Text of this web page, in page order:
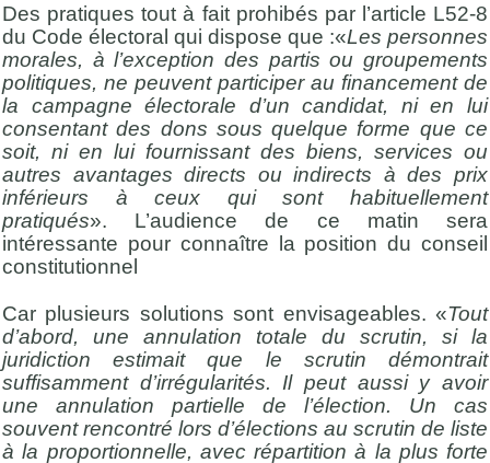
Des pratiques tout à fait prohibés par l’article L52-8
du Code électoral qui dispose que :«Les personnes
morales, à l’exception des partis ou groupements
politiques, ne peuvent participer au financement de
la campagne électorale d’un candidat, ni en lui
consentant des dons sous quelque forme que ce
soit, ni en lui fournissant des biens, services ou
autres avantages directs ou indirects à des prix
inférieurs à ceux qui sont habituellement
pratiqués». L’audience de ce matin sera
intéressante pour connaître la position du conseil
constitutionnel
Car plusieurs solutions sont envisageables. «Tout
d’abord, une annulation totale du scrutin, si la
juridiction estimait que le scrutin démontrait
suffisamment d’irrégularités. Il peut aussi y avoir
une annulation partielle de l’élection. Un cas
souvent rencontré lors d’élections au scrutin de liste
à la proportionnelle, avec répartition à la plus forte